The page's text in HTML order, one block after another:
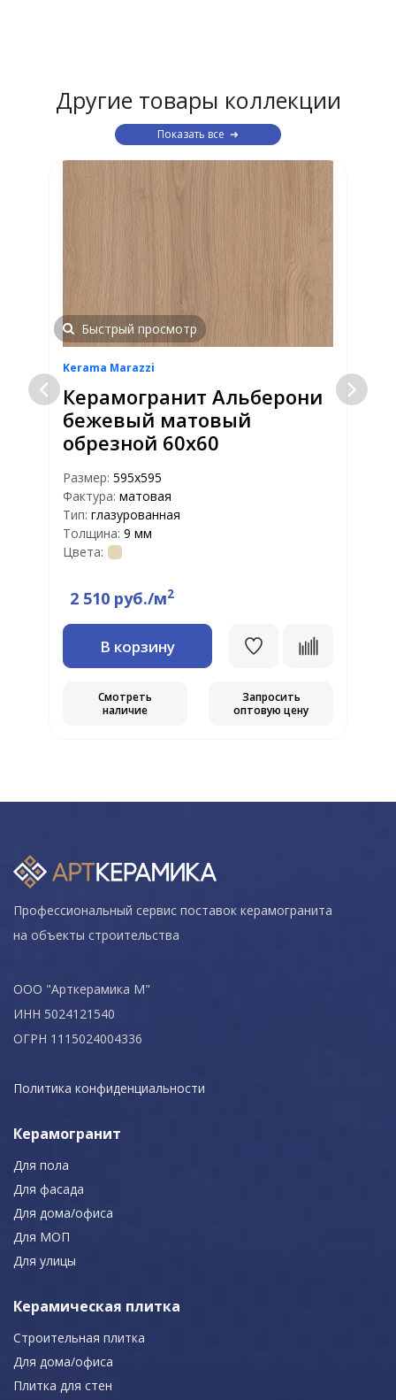
Другие товары коллекции
Показать все
Быстрый просмотр
Kerama Marazzi
Керамогранит Альберони
бежевый матовый
обрезной 60х60
Размер: 595х595
Фактура: матовая
Тип: глазурованная
Толщина: 9 мм
Цвета:
2 510 руб./м2
В корзину
Смотреть
наличие
Запросить
оптовую цену
Профессиональный сервис поставок керамогранита
на объекты строительства
ООО "Арткерамика М"
ИНН 5024121540
ОГРН 1115024004336
Политика конфиденциальности
Керамогранит
Для пола
Для фасада
Для дома/офиса
Для МОП
Для улицы
Керамическая плитка
Строительная плитка
Для дома/офиса
Плитка для стен